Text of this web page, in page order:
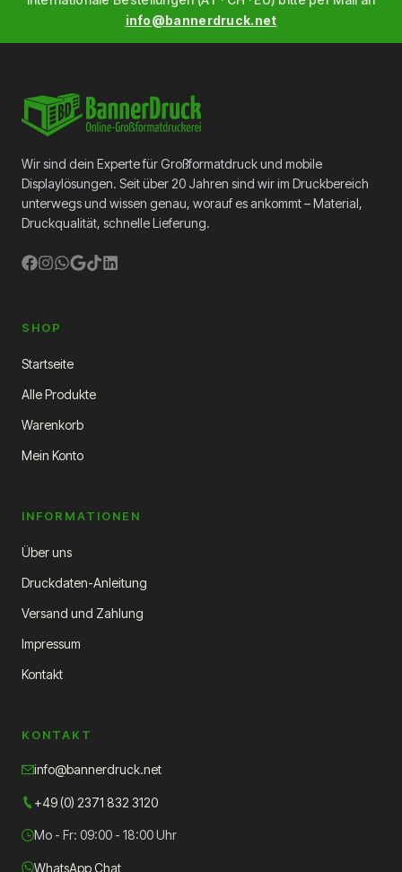
info@bannerdruck.net
Wir sind dein Experte für Großformatdruck und mobile
Displaylösungen. Seit über 20 Jahren sind wir im Druckbereich
unterwegs und wissen genau, worauf es ankommt – Material,
Druckqualität, schnelle Lieferung.
SHOP
Startseite
Alle Produkte
Warenkorb
Mein Konto
INFORMATIONEN
Über uns
Druckdaten-Anleitung
Versand und Zahlung
Impressum
Kontakt
KONTAKT
info@bannerdruck.net
+49 (0) 2371 832 3120
Mo - Fr: 09:00 - 18:00 Uhr
WhatsApp Chat